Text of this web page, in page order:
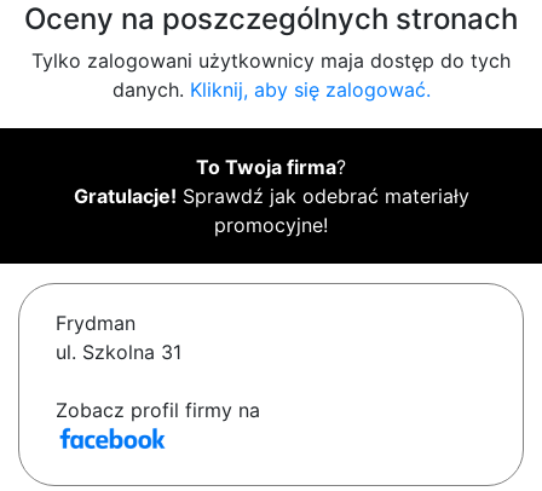
Oceny na poszczególnych stronach
Tylko zalogowani użytkownicy maja dostęp do tych
danych. Kliknij, aby się zalogować.
To Twoja firma?
Gratulacje! Sprawdź jak odebrać materiały
promocyjne!
Frydman
ul. Szkolna 31
Zobacz profil firmy na